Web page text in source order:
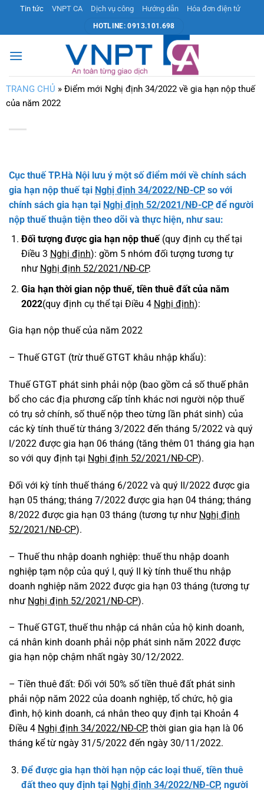
nội
dung
Tin tức VNPT CA Dịch vụ công Hướng dẫn Hóa đơn điện tử
HOTLINE: 0913.101.698
TRANG CHỦ » Điểm mới Nghị định 34/2022 về gia hạn nộp thuế
của năm 2022
Cục thuế TP.Hà Nội lưu ý một số điểm mới về chính sách
gia hạn nộp thuế tại Nghị định 34/2022/NĐ-CP so với
chính sách gia hạn tại Nghị định 52/2021/NĐ-CP để người
nộp thuế thuận tiện theo dõi và thực hiện, như sau:
Đối tượng được gia hạn nộp thuế (quy định cụ thể tại
Điều 3 Nghị định): gồm 5 nhóm đối tượng tương tự
như Nghị định 52/2021/NĐ-CP.
Gia hạn thời gian nộp thuế, tiền thuê đất của năm
2022(quy định cụ thể tại Điều 4 Nghị định):
Gia hạn nộp thuế của năm 2022
– Thuế GTGT (trừ thuế GTGT khâu nhập khẩu):
Thuế GTGT phát sinh phải nộp (bao gồm cả số thuế phân
bổ cho các địa phương cấp tỉnh khác nơi người nộp thuế
có trụ sở chính, số thuế nộp theo từng lần phát sinh) của
các kỳ tính thuế từ tháng 3/2022 đến tháng 5/2022 và quý
I/2022 được gia hạn 06 tháng (tăng thêm 01 tháng gia hạn
so với quy định tại Nghị định 52/2021/NĐ-CP).
Đối với kỳ tính thuế tháng 6/2022 và quý II/2022 được gia
hạn 05 tháng; tháng 7/2022 được gia hạn 04 tháng; tháng
8/2022 được gia hạn 03 tháng (tương tự như Nghị định
52/2021/NĐ-CP).
– Thuế thu nhập doanh nghiệp: thuế thu nhập doanh
nghiệp tạm nộp của quý I, quý II kỳ tính thuế thu nhập
doanh nghiệp năm 2022 được gia hạn 03 tháng (tương tự
như Nghị định 52/2021/NĐ-CP).
– Thuế GTGT, thuế thu nhập cá nhân của hộ kinh doanh,
cá nhân kinh doanh phải nộp phát sinh năm 2022 được
gia hạn nộp chậm nhất ngày 30/12/2022.
– Tiền thuê đất: Đối với 50% số tiền thuê đất phát sinh
phải nộp năm 2022 của doanh nghiệp, tổ chức, hộ gia
đình, hộ kinh doanh, cá nhân theo quy định tại Khoản 4
Điều 4 Nghị định 34/2022/NĐ-CP, thời gian gia hạn là 06
tháng kể từ ngày 31/5/2022 đến ngày 30/11/2022.
Để được gia hạn thời hạn nộp các loại thuế, tiền thuê
đất theo quy định tại Nghị định 34/2022/NĐ-CP, người